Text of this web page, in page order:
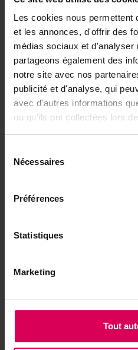
Les cookies nous permettent
et les annonces, d'offrir des
médias sociaux et d'analyser
partageons également des
notre site avec nos
publicité et d'analyse, qui
avec d'autres informations
ou qu'ils ont collectées lors
Nécessaires
Préférences
Statistiques
Marketing
Tout
ABO